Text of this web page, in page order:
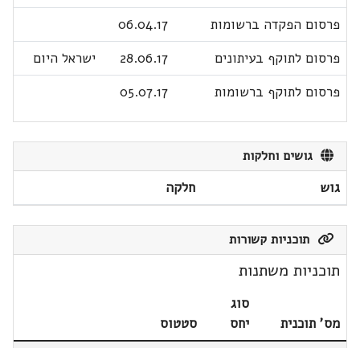
פרסום הפקדה ברשומות
06.04.17
פרסום לתוקף בעיתונים
28.06.17
ישראל היום
פרסום לתוקף ברשומות
05.07.17
גושים וחלקות
גוש חלקה
תוכניות קשורות
תוכניות משתנות
מס' תוכנית
סוג
יחס
סטטוס